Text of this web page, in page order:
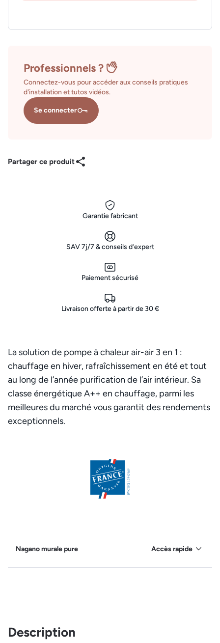
Professionnels ?
Connectez-vous pour accéder aux conseils pratiques
d'installation et tutos vidéos.
Se connecter
Partager ce produit
Garantie fabricant
SAV 7j/7 & conseils d’expert
Paiement sécurisé
Livraison offerte à partir de 30 €
La solution de pompe à chaleur air-air 3 en 1 :
chauffage en hiver, rafraîchissement en été et tout
au long de l’année purification de l’air intérieur. Sa
classe énergétique A++ en chauffage, parmi les
meilleures du marché vous garantit des rendements
exceptionnels.
Nagano murale pure Accès rapide
Description